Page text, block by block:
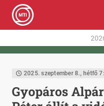
2025. szeptember 8., hétfő
Gyopáros